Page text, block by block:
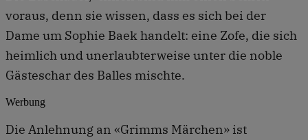
voraus, denn sie wissen, dass es sich bei der
Dame um Sophie Baek handelt: eine Zofe, die sich
heimlich und unerlaubterweise unter die noble
Gästeschar des Balles mischte.
Werbung
Die Anlehnung an «Grimms Märchen» ist